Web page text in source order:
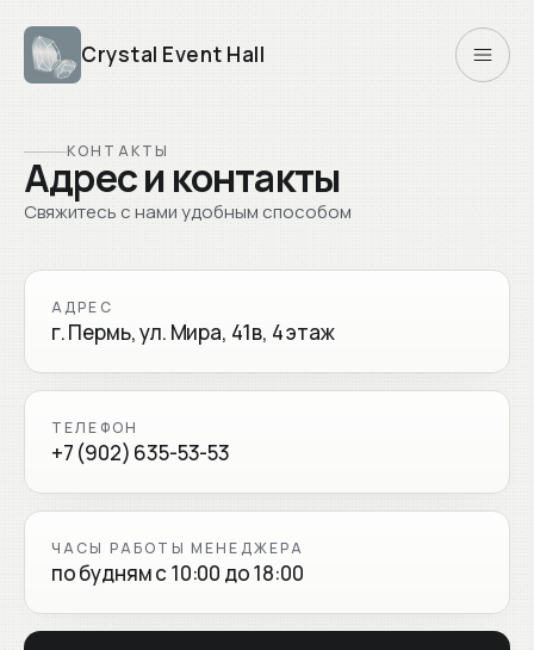
Crystal Event Hall
КОНТАКТЫ
Адрес и контакты
Свяжитесь с нами удобным способом
АДРЕС
г. Пермь, ул. Мира, 41в, 4 этаж
ТЕЛЕФОН
+7 (902) 635-53-53
ЧАСЫ РАБОТЫ МЕНЕДЖЕРА
по будням с 10:00 до 18:00